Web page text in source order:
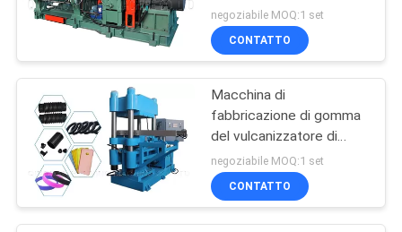
Linea di produzione
del tubo di gomma
composto di gomma
efficiente
negoziabile MOQ:1 set
CONTATTO
Macchina di
fabbricazione di gomma
del vulcanizzatore di
gomma del piatto per
fabbricare il tappeto
della schiuma del PVC
negoziabile MOQ:1 set
CONTATTO